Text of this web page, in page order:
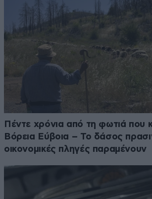
Πέντε χρόνια από τη φωτιά που
Βόρεια Εύβοια – Το δάσος
οικονομικές πληγές παραμένουν